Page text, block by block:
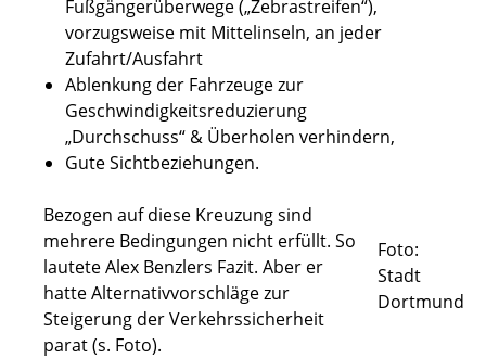
Fußgängerüberwege („Zebrastreifen“),
vorzugsweise mit Mittelinseln, an jeder
Zufahrt/Ausfahrt
Ablenkung der Fahrzeuge zur
Geschwindigkeitsreduzierung
„Durchschuss“ & Überholen verhindern,
Gute Sichtbeziehungen.
Foto:
Stadt
Dortmund
Bezogen auf diese Kreuzung sind
mehrere Bedingungen nicht erfüllt. So
lautete Alex Benzlers Fazit. Aber er
hatte Alternativvorschläge zur
Steigerung der Verkehrssicherheit
parat (s. Foto).